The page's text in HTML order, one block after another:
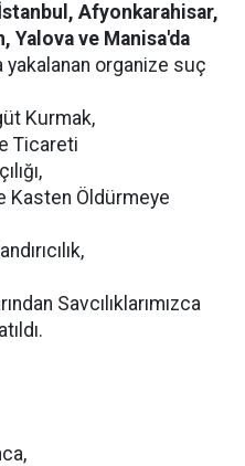
Afyonkarahisar,
Yalova ve Manisa'da
organize suç
Kurmak,
Ticareti
Kasten Öldürmeye
Savcılıklarımızca